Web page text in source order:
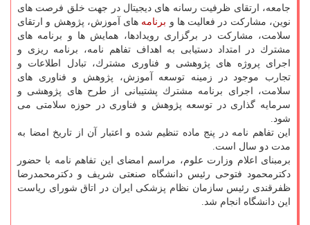
جامعه، ارتقای ظرفیت رسانه های دیجیتال در جهت خلق فرصت های
نوین، مشاركت در فعالیت ها و برنامه های آموزش، پژوهش و ارتقای
سلامت، مشاركت در برگزاری رویدادها، همایش ها و برنامه های
مشترك در امتداد دستیابی به اهداف تفاهم نامه، برنامه ریزی و
اجرای پروژه های پژوهشی و فناوری مشترك، تبادل اطلاعات و
تجارب موجود در زمینه توسعه آموزش، پژوهش و فناوری های
سلامت، اجرای برنامه مشترك پشتیبانی از طرح های پژوهشی و
سرمایه گذاری در توسعه پژوهش و فناوری در حوزه سلامتی می
شود.
این تفاهم نامه در پنج ماده تنظیم شده و اعتبار آن از تاریخ امضا به
مدت دو سال است.
برمبنای اعلام وزارت علوم، مراسم امضای این تفاهم نامه با حضور
دكترمحمود فتوحی رئیس دانشگاه صنعتی شریف و دكترمحمدرضا
ظفرقندی رئیس سازمان نظام پزشكی ایران در اتاق شورای ریاست
این دانشگاه انجام شد.